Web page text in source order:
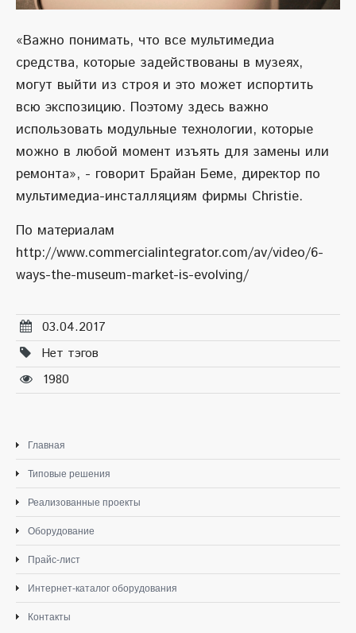
«Важно понимать, что все мультимедиа
средства, которые задействованы в музеях,
могут выйти из строя и это может испортить
всю экспозицию. Поэтому здесь важно
использовать модульные технологии, которые
можно в любой момент изъять для замены или
ремонта», - говорит Брайан Беме, директор по
мультимедиа-инсталляциям фирмы Christie.
По материалам
http://www.commercialintegrator.com/av/video/6-
ways-the-museum-market-is-evolving/
03.04.2017
Нет тэгов
1980
Главная
Типовые решения
Реализованные проекты
Оборудование
Прайс-лист
Интернет-каталог оборудования
Контакты